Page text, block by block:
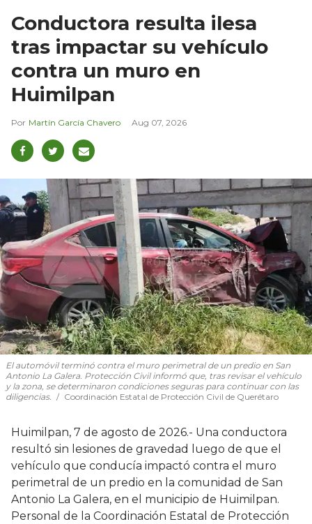
Conductora resulta ilesa
tras impactar su vehículo
contra un muro en
Huimilpan
Martín García Chavero Aug 07, 2026
El automóvil terminó contra el muro perimetral de un predio en San
Antonio La Galera. Protección Civil informó que, tras revisar el vehículo
y la zona, se determinaron condiciones seguras para continuar con las
diligencias.
Coordinación Estatal de Protección Civil de Querétaro
Huimilpan, 7 de agosto de 2026.- Una conductora
resultó sin lesiones de gravedad luego de que el
vehículo que conducía impactó contra el muro
perimetral de un predio en la comunidad de San
Antonio La Galera, en el municipio de Huimilpan.
Personal de la Coordinación Estatal de Protección